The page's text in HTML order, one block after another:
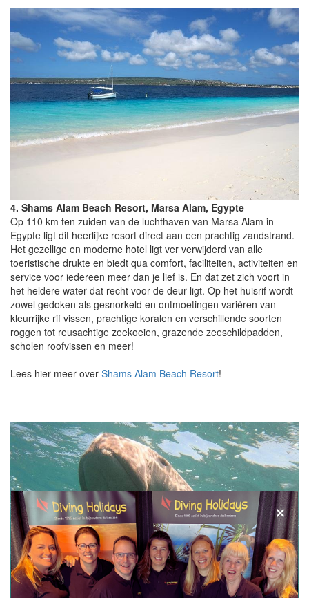
4. Shams Alam Beach Resort, Marsa Alam, Egypte
Op 110 km ten zuiden van de luchthaven van Marsa Alam in
Egypte ligt dit heerlijke resort direct aan een prachtig zandstrand.
Het gezellige en moderne hotel ligt ver verwijderd van alle
toeristische drukte en biedt qua comfort, faciliteiten, activiteiten en
service voor iedereen meer dan je lief is. En dat zet zich voort in
het heldere water dat recht voor de deur ligt. Op het huisrif wordt
zowel gedoken als gesnorkeld en ontmoetingen variëren van
kleurrijke rif vissen, prachtige koralen en verschillende soorten
roggen tot reusachtige zeekoeien, grazende zeeschildpadden,
scholen roofvissen en meer!
Lees hier meer over Shams Alam Beach Resort!
×